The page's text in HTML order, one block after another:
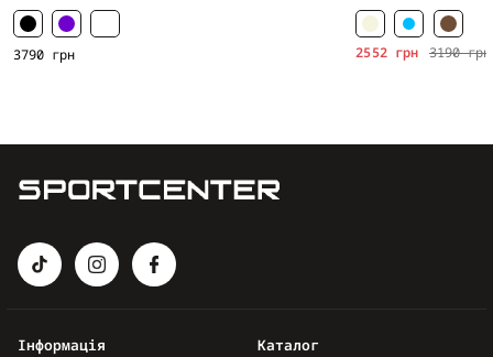
3790 грн 3190 грн
2552 грн
Каталог
Інформація